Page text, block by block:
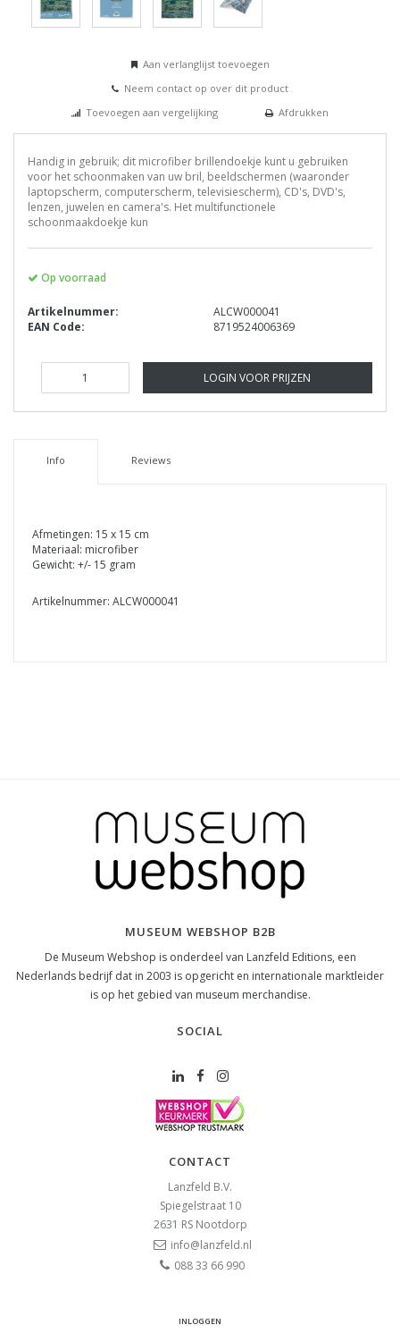
Aan verlanglijst toevoegen
Neem contact op over dit product
Toevoegen aan vergelijking
Afdrukken
Handig in gebruik; dit microfiber brillendoekje kunt u gebruiken
voor het schoonmaken van uw bril, beeldschermen (waaronder
laptopscherm, computerscherm, televisiescherm), CD's, DVD's,
lenzen, juwelen en camera's. Het multifunctionele
schoonmaakdoekje kun
Op voorraad
Artikelnummer:
ALCW000041
EAN Code:
8719524006369
LOGIN VOOR PRIJZEN
Info Reviews
Afmetingen: 15 x 15 cm
Materiaal: microfiber
Gewicht: +/- 15 gram
Artikelnummer: ALCW000041
MUSEUM WEBSHOP B2B
De Museum Webshop is onderdeel van Lanzfeld Editions, een
Nederlands bedrijf dat in 2003 is opgericht en internationale marktleider
is op het gebied van museum merchandise.
SOCIAL
CONTACT
Lanzfeld B.V.
Spiegelstraat 10
2631 RS Nootdorp
info@lanzfeld.nl
088 33 66 990
INLOGGEN